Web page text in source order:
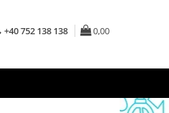
+40 752 138 138 0,00